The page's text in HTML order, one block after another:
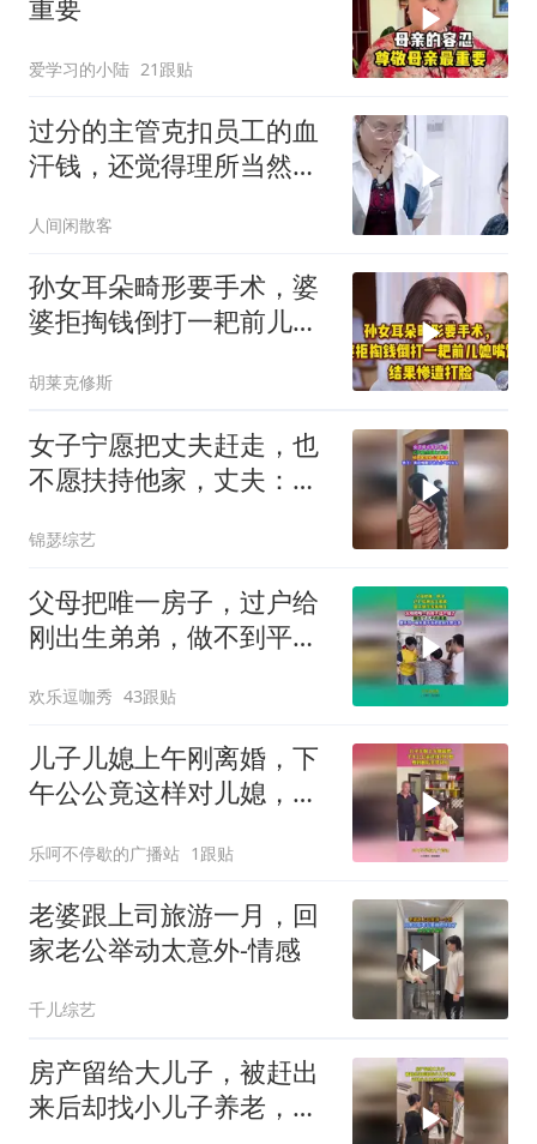
重要
爱学习的小陆 21跟贴
过分的主管克扣员工的血
汗钱，还觉得理所当然必
人间闲散客
孙女耳朵畸形要手术，婆
婆拒掏钱倒打一耙前儿媳
胡莱克修斯
女子宁愿把丈夫赶走，也
不愿扶持他家，丈夫：真
锦瑟综艺
父母把唯一房子，过户给
刚出生弟弟，做不到平等
欢乐逗咖秀 43跟贴
儿子儿媳上午刚离婚，下
午公公竟这样对儿媳，爱
乐呵不停歇的广播站 1跟贴
老婆跟上司旅游一月，回
家老公举动太意外-情感
千儿综艺
房产留给大儿子，被赶出
来后却找小儿子养老，还